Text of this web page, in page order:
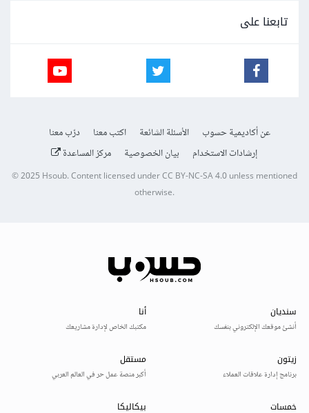
تابعنا على
عن أكاديمية حسوب الأسئلة الشائعة اكتب معنا
درّب معنا
إرشادات الاستخدام
بيان الخصوصية مركز المساعدة
© 2025Hsoub.Content licensed underCC BY-NC-SA 4.0unless mentioned
otherwise.